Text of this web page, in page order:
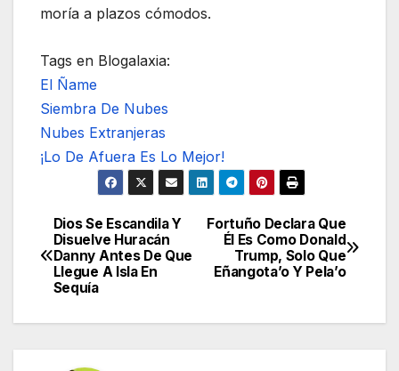
moría a plazos cómodos.
Tags en Blogalaxia:
El Ñame
Siembra De Nubes
Nubes Extranjeras
¡Lo De Afuera Es Lo Mejor!
Navegación
de
entradas
Fortuño Declara Que
Él Es Como Donald
Trump, Solo Que
Eñangota’o Y Pela’o
Dios Se Escandila Y
Disuelve Huracán
Danny Antes De Que
Llegue A Isla En
Sequía